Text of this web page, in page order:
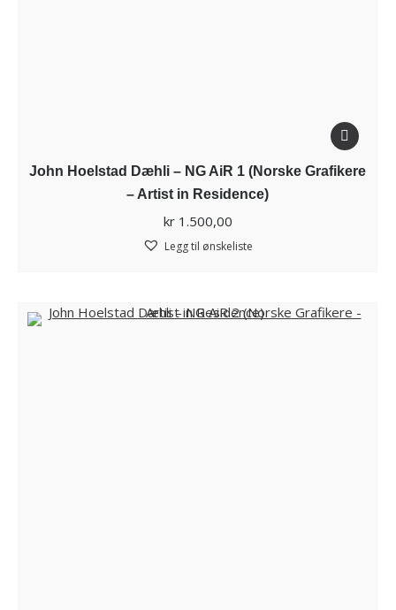
John Hoelstad Dæhli – NG AiR 1 (Norske Grafikere
– Artist in Residence)
kr1.500,00
Legg til ønskeliste